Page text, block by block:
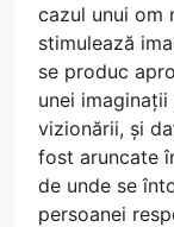
cazul unui om
stimulează
se produc
unei
vizionării, și
fost aruncate
de unde se
persoanei